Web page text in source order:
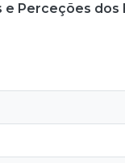
Perceções dos